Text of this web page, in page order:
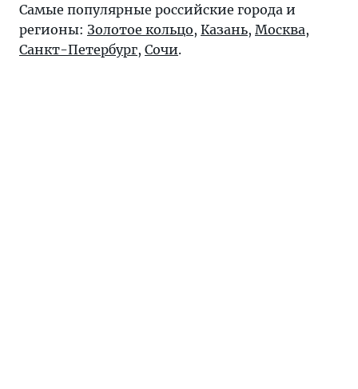
Самые популярные российские города и
регионы: Золотое кольцо, Казань, Москва,
Санкт-Петербург, Сочи.